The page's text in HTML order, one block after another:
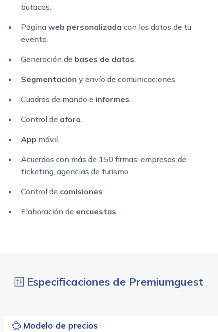
butacas.
Página web personalizada con los datos de tu
evento.
Generación de bases de datos
Segmentación y envío de comunicaciones.
Cuadros de mando e informes
Control de aforo
App móvil.
Acuerdos con más de 150 firmas: empresas de
ticketing, agencias de turismo.
Control de comisiones
Elaboración de encuestas
Especificaciones de Premiumguest
Modelo de precios